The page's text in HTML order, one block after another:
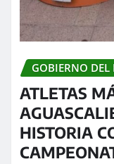
GOBIERNO DEL
ATLETAS
HISTORIA